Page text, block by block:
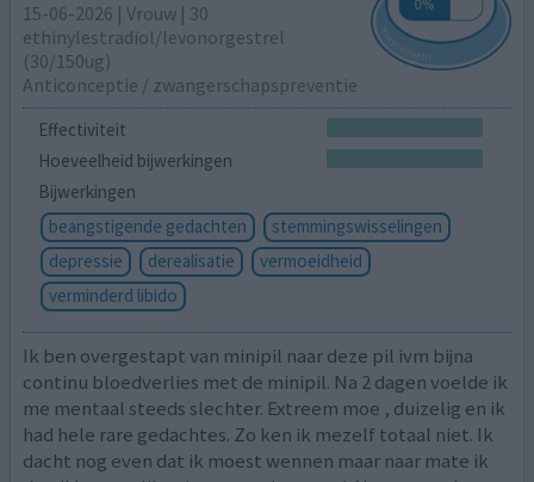
15-06-2026 | Vrouw | 30
ethinylestradiol/levonorgestrel
(30/150ug)
Anticonceptie / zwangerschapspreventie
Effectiviteit
Hoeveelheid bijwerkingen
Bijwerkingen
beangstigende gedachten
stemmingswisselingen
depressie
derealisatie
vermoeidheid
verminderd libido
Ik ben overgestapt van minipil naar deze pil ivm bijna
continu bloedverlies met de minipil. Na 2 dagen voelde ik
me mentaal steeds slechter. Extreem moe , duizelig en ik
had hele rare gedachtes. Zo ken ik mezelf totaal niet. Ik
dacht nog even dat ik moest wennen maar naar mate ik